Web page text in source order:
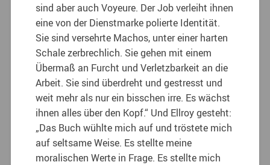
sind aber auch Voyeure. Der Job verleiht ihnen
eine von der Dienstmarke polierte Identität.
Sie sind versehrte Machos, unter einer harten
Schale zerbrechlich. Sie gehen mit einem
Übermaß an Furcht und Verletzbarkeit an die
Arbeit. Sie sind überdreht und gestresst und
weit mehr als nur ein bisschen irre. Es wächst
ihnen alles über den Kopf.“ Und Ellroy gesteht:
„Das Buch wühlte mich auf und tröstete mich
auf seltsame Weise. Es stellte meine
moralischen Werte in Frage. Es stellte mich